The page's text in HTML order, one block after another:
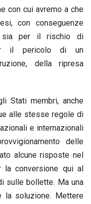
n
t
con cui avremo a che
con conseguenze
sia per il rischio di
il pericolo di un
della ripresa
Stati membri, anche
alle stesse regole di
e internazionali
delle
alcune risposte nel
la conversione qui al
sulle bollette. Ma una
soluzione. Mettere